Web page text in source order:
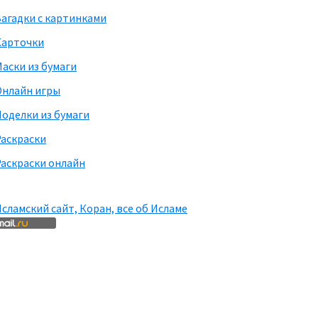
с картинками
из бумаги
игры
из бумаги
онлайн
сайт, Коран, все об Исламе